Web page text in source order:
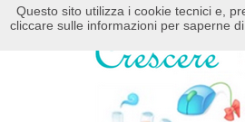
HOME POSTS RSS COMMENTS RSS
Questo sito utilizza i cookie tecnici e,
cliccare sulle informazioni per saperne